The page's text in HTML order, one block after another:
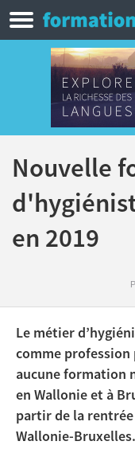
Nouvelle
en 2019
Le métier
comme profession
aucune formation
en Wallonie et à
partir de la rentrée
Wallonie-Bruxelles.